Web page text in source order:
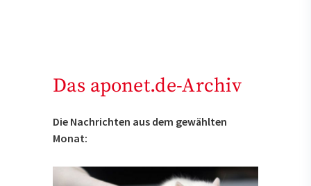
Das aponet.de-Archiv
Die Nachrichten aus dem gewählten
Monat: